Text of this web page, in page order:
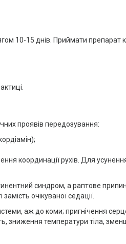
10-15 днів. Приймати препарат
проявів передозування:
координації рухів. Для
синдром, а раптове
очікуваної седації.
аж до коми; пригнічення
зниження температури тіла,